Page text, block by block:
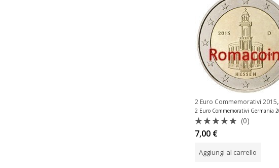
2 Euro Commemorativi 2015,
Valutato
0
5
(0)
7,00 €
Aggiungi al carrello